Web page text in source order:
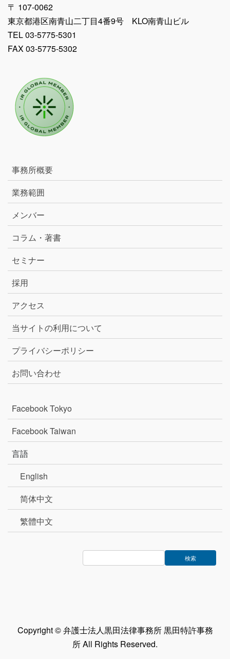
〒 107-0062
東京都港区南青山二丁目4番9号 KLO南青山ビル
TEL 03-5775-5301
FAX 03-5775-5302
事務所概要
業務範囲
メンバー
コラム・著書
セミナー
採用
アクセス
当サイトの利用について
プライバシーポリシー
お問い合わせ
Facebook Tokyo
Facebook Taiwan
言語
English
简体中文
繁體中文
Copyright © 弁護士法人黒田法律事務所 黒田特許事務
所 All Rights Reserved.